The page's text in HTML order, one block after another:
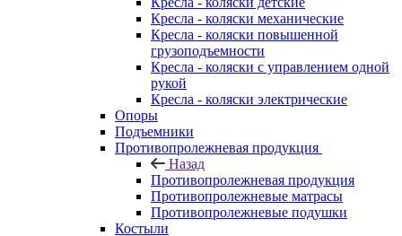
Кресла - коляски механические
Кресла - коляски повышенной
грузоподъемности
Кресла - коляски с управлением одной
рукой
Кресла - коляски электрические
Опоры
Подъемники
Противопролежневая продукция
Назад
Противопролежневая продукция
Противопролежневые матрасы
Противопролежневые подушки
Костыли